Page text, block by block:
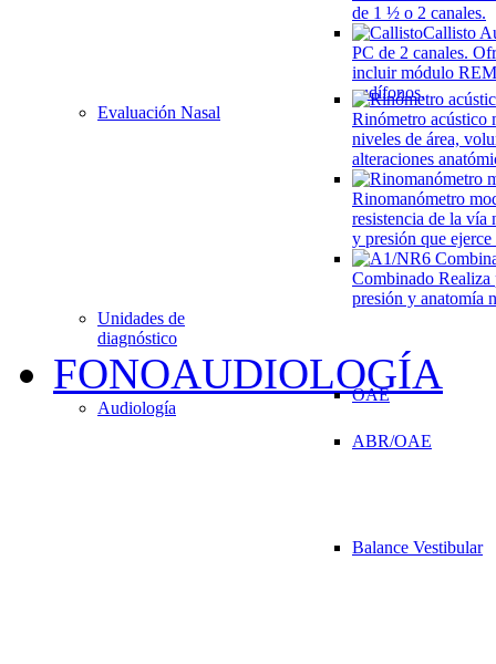
de 1 ½ o 2 canales.
Callisto
PC de 2 canales.
incluir módulo
audífonos,
Evaluación Nasal
Rinómetro acústico
niveles de área,
alteraciones
Rinomanómetro
resistencia de la
y presión que ejerce
Combinado Realiza
presión y anatomía
Unidades de
diagnóstico
FONOAUDIOLOGÍA
Audiología
OAE
ABR/OAE
Balance Vestibular